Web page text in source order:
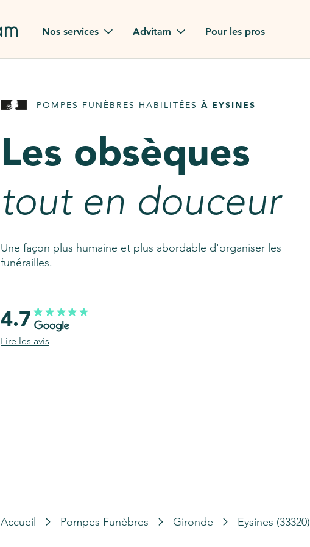
Nos services
Rapatriement à
Pierre tombale
AssistGPT
Nos services en plus
Advitam
Advitam dans la presse
Consultez notre FAQ
Pour les pros
POMPES FUNÈBRES HABILITÉES À EYSINES
Les obsèques
tout en douceur
Une façon plus humaine et plus abordable d'organiser les
funérailles.
4.7
Lire les avis
Accueil Pompes Funèbres Gironde Eysines (33320)